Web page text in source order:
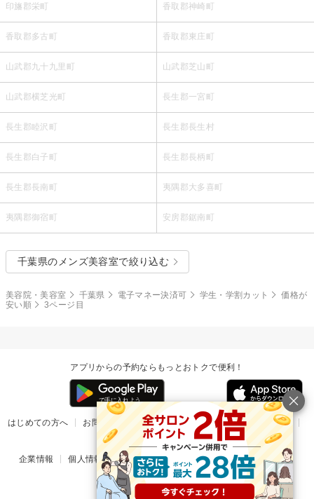
印旛郡栄町 香取郡神崎町
香取郡多古町 香取郡東庄町
山武郡九十九里町 山武郡芝山町
山武郡横芝光町 長生郡一宮町
長生郡睦沢町 長生郡長生村
長生郡白子町 長生郡長柄町
長生郡長南町 夷隅郡大多喜町
夷隅郡御宿町 安房郡鋸南町
千葉県のメンズ美容室で絞り込む
美容院・美容室 千葉県 電子マネー決済可 学生・学割カット
価格が
安い順
3ページ目
アプリからの予約ならもっとおトクで便利！
はじめての方へ お問い合わせ ヘルプ リリース情報
利用規約
掲載ご希望のサロン様
企業情報 個人情報保護方針 楽天のサービス一覧 アプリ一覧
© Rakuten Group, Inc.